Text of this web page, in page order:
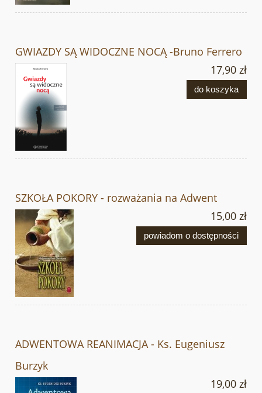
GWIAZDY SĄ WIDOCZNE NOCĄ -Bruno Ferrero
17,90 zł
do koszyka
SZKOŁA POKORY - rozważania na Adwent
15,00 zł
powiadom o dostępności
ADWENTOWA REANIMACJA - Ks. Eugeniusz
Burzyk
19,00 zł